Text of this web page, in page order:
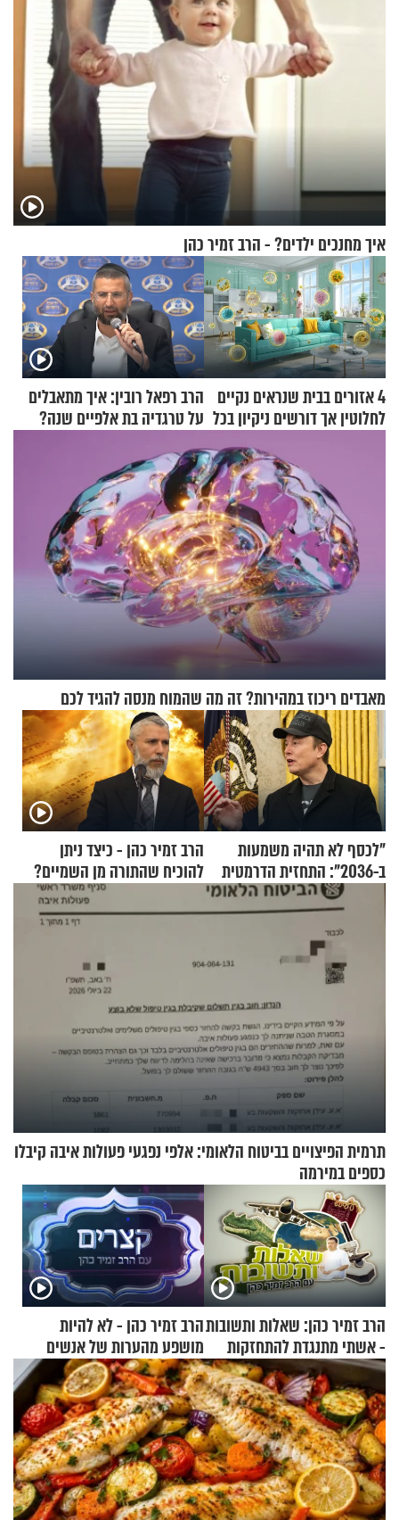
איך מחנכים ילדים? - הרב זמיר כהן
4 אזורים בבית שנראים נקיים
לחלוטין אך דורשים ניקיון בכל
הרב רפאל רובין: איך מתאבלים
על טרגדיה בת אלפיים שנה?
מאבדים ריכוז במהירות? זה מה שהמוח מנסה להגיד לכם
"לכסף לא תהיה משמעות
ב-2036": התחזית הדרמטית
של אילון מאסק על עתיד
הכלכלה
הרב זמיר כהן - כיצד ניתן
להוכיח שהתורה מן השמיים?
תרמית הפיצויים בביטוח הלאומי: אלפי נפגעי פעולות איבה קיבלו
כספים במירמה
הרב זמיר כהן: שאלות ותשובות
- אשתי מתנגדת להתחזקות
שלי
הרב זמיר כהן - לא להיות
מושפע מהערות של אנשים